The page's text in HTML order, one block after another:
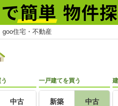
住宅・不動産
中古
一戸建てを買う
新築 中古